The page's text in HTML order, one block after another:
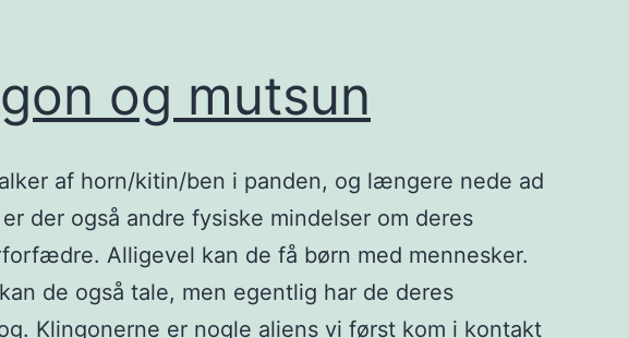
og mutsun
af horn/kitin/ben i panden, og længere nede ad
der også andre fysiske mindelser om deres
Alligevel kan de få børn med mennesker.
de også tale, men egentlig har de deres
Klingonerne er nogle aliens vi først kom i kontakt